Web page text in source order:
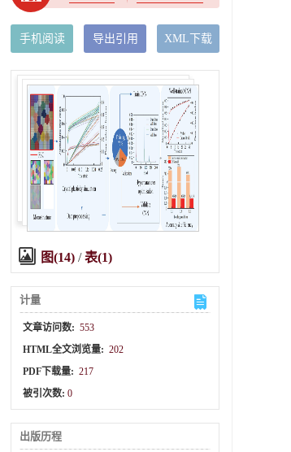
手机阅读 导出引用 XML下载
图(14) /表(1)
计量
文章访问数: 553
HTML全文浏览量: 202
PDF下载量: 217
被引次数:0
出版历程